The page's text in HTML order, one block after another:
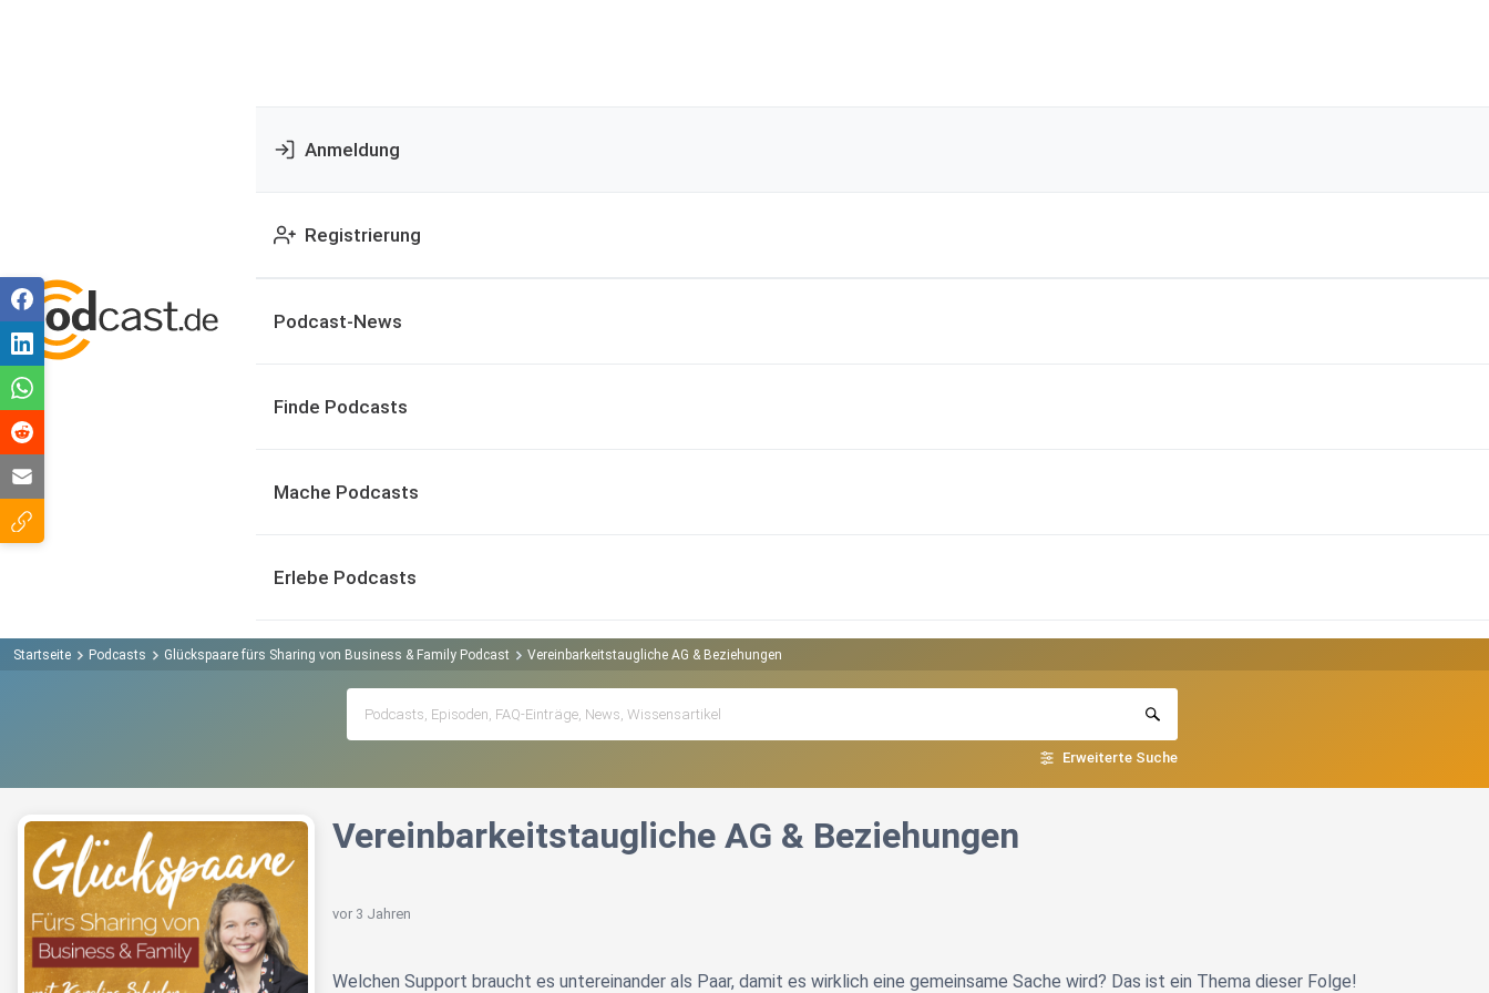
Anmeldung
Registrierung
Podcast-News
Finde Podcasts
Mache Podcasts
Erlebe Podcasts
Startseite Podcasts Glückspaare fürs Sharing von Business & Family Podcast Vereinbarkeitstaugliche AG & Beziehungen
Erweiterte Suche
Vereinbarkeitstaugliche AG & Beziehungen
vor 3 Jahren
Welchen Support braucht es untereinander als Paar, damit es wirklich eine gemeinsame Sache wird? Das ist ein Thema dieser Folge!